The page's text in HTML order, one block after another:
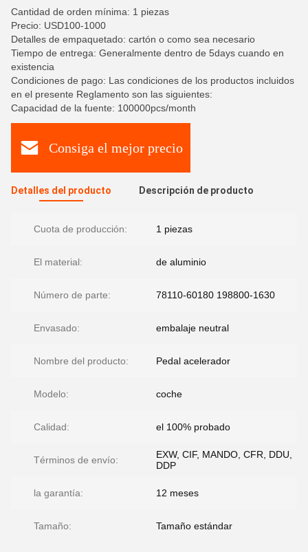
Cantidad de orden mínima: 1 piezas
Precio: USD100-1000
Detalles de empaquetado: cartón o como sea necesario
Tiempo de entrega: Generalmente dentro de 5days cuando en
existencia
Condiciones de pago: Las condiciones de los productos incluidos
en el presente Reglamento son las siguientes:
Capacidad de la fuente: 100000pcs/month
Consiga el mejor precio
Detalles del producto Descripción de producto
Cuota de producción: 1 piezas
El material: de aluminio
Número de parte: 78110-60180 198800-1630
Envasado: embalaje neutral
Nombre del producto: Pedal acelerador
Modelo: coche
Calidad: el 100% probado
Términos de envío:
EXW, CIF, MANDO, CFR, DDU,
DDP
la garantía: 12 meses
Tamaño: Tamaño estándar